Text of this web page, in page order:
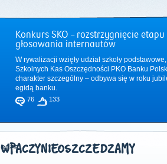
Konkurs SKO – rozstrzygnięcie
głosowania internautów
W rywalizacji wzięły udział szkoły
Szkolnych Kas Oszczędności PKO Banku
charakter szczególny – odbywa się w roku
egidą banku.
76 133
WPACZYNIEOSZCZEDZAMY